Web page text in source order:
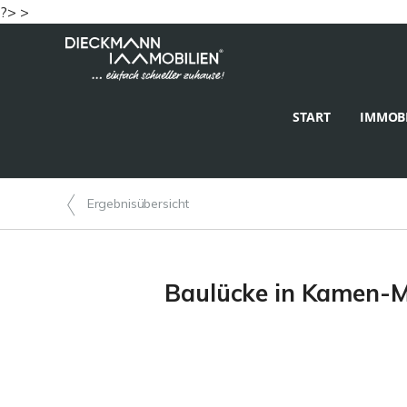
?> >
START
Ergebnisübersicht
Baulücke in Kamen-